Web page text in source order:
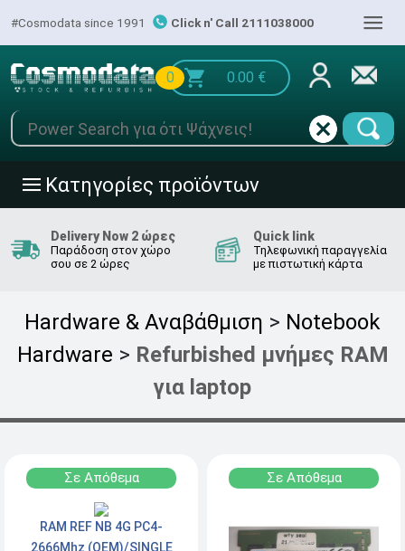
#Cosmodata since 1991 Click n' Call 2111038000 |||
0 0.00 €
||| Κατηγορίες προϊόντων
Delivery Now 2 ώρες
Παράδοση στον χώρο
σου σε 2 ώρες
Quick link
Τηλεφωνική παραγγελία
με πιστωτική κάρτα
Hardware & Αναβάθμιση > Notebook
Hardware > Refurbished μνήμες RAM
για laptop
Σε Απόθεμα
RAM REF NB 4G PC4-
2666Mhz (OEM)/SINGLE
Σε Απόθεμα